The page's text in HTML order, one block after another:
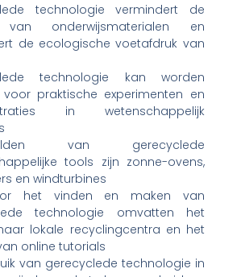
technologie vermindert de
van onderwijsmaterialen en
de ecologische voetafdruk van
technologie kan worden
voor praktische experimenten en
in wetenschappelijk
van gerecyclede
tools zijn zonne-ovens,
en windturbines
het vinden en maken van
technologie omvatten het
lokale recyclingcentra en het
online tutorials
van gerecyclede technologie in